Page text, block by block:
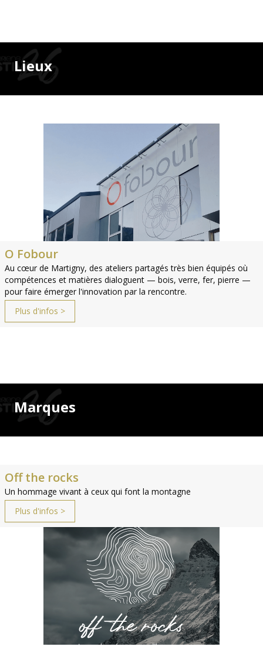
Lieux
O Fobour
Au cœur de Martigny, des ateliers partagés très bien équipés où
compétences et matières dialoguent — bois, verre, fer, pierre —
pour faire émerger l'innovation par la rencontre.
Plus d'infos >
Marques
Off the rocks
Un hommage vivant à ceux qui font la montagne
Plus d'infos >